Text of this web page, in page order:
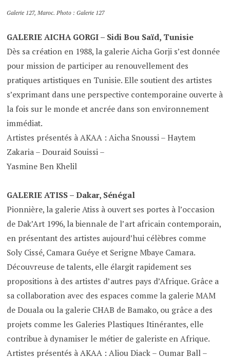
Galerie 127, Maroc. Photo : Galerie 127
GALERIE AICHA GORGI – Sidi Bou Saïd, Tunisie
Dès sa création en 1988, la galerie Aicha Gorji s’est donnée
pour mission de participer au renouvellement des
pratiques artistiques en Tunisie. Elle soutient des artistes
s’exprimant dans une perspective contemporaine ouverte à
la fois sur le monde et ancrée dans son environnement
immédiat.
Artistes présentés à AKAA : Aicha Snoussi – Haytem
Zakaria – Douraid Souissi –
Yasmine Ben Khelil
GALERIE ATISS – Dakar, Sénégal
Pionnière, la galerie Atiss à ouvert ses portes à l’occasion
de Dak’Art 1996, la biennale de l’art africain contemporain,
en présentant des artistes aujourd’hui célèbres comme
Soly Cissé, Camara Guéye et Serigne Mbaye Camara.
Découvreuse de talents, elle élargit rapidement ses
propositions à des artistes d’autres pays d’Afrique. Grâce a
sa collaboration avec des espaces comme la galerie MAM
de Douala ou la galerie CHAB de Bamako, ou grâce a des
projets comme les Galeries Plastiques Itinérantes, elle
contribue à dynamiser le métier de galeriste en Afrique.
Artistes présentés à AKAA : Aliou Diack – Oumar Ball –